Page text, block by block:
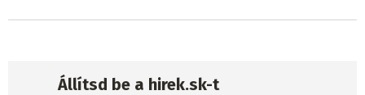
Állítsd be a hirek.sk-t